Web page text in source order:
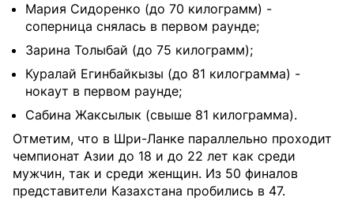
Мария Сидоренко (до 70 килограмм) -
соперница снялась в первом раунде;
Зарина Толыбай (до 75 килограмм);
Куралай Егинбайкызы (до 81 килограмма) -
нокаут в первом раунде;
Сабина Жаксылык (свыше 81 килограмма).
Отметим, что в Шри-Ланке параллельно проходит
чемпионат Азии до 18 и до 22 лет как среди
мужчин, так и среди женщин. Из 50 финалов
представители Казахстана пробились в 47.